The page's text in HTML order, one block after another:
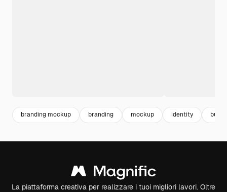
branding mockup branding mockup identity
La piattaforma creativa per realizzare i tuoi migliori lavori. Oltre